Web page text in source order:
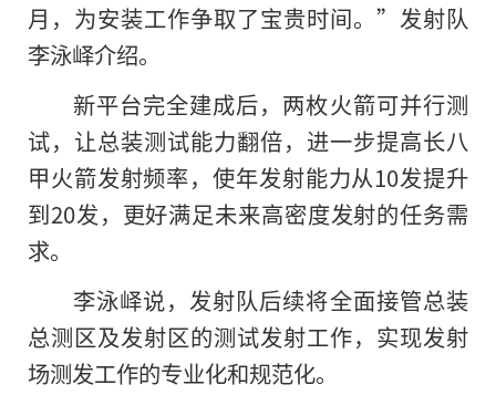
月，为安装工作争取了宝贵时间。”发射队
李泳峄介绍。
新平台完全建成后，两枚火箭可并行测
试，让总装测试能力翻倍，进一步提高长八
甲火箭发射频率，使年发射能力从10发提升
到20发，更好满足未来高密度发射的任务需
求。
李泳峄说，发射队后续将全面接管总装
总测区及发射区的测试发射工作，实现发射
场测发工作的专业化和规范化。